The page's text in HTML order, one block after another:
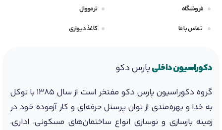
فروشگاه
تماس با ما
ترمووال
کاغذ دیواری
دکوراسیون داخلیپارس دکو
گروه دکوراسیون پارس دکو مفتخر است از سال 1385 با توکل
به خدا و بهره‌مندی از توان پرسنل حرفه‌ای و کار آزموده خود در
زمینه بازسازی و نوسازی انواع ساختمان‌های مسکونی، اداری،